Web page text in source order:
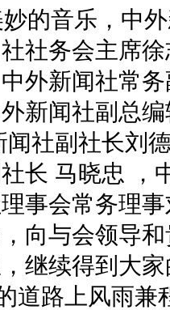
的音乐，中
社务会主席
外新闻社常
新闻社副总
社副社长刘
长 马晓忠 ，
事会常务理
向与会领导
继续得到大
道路上风雨兼